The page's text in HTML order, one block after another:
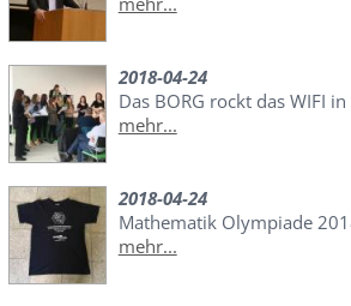
2018-04-24
Das BORG rockt das WIFI
mehr...
2018-04-24
Mathematik Olympiade
mehr...